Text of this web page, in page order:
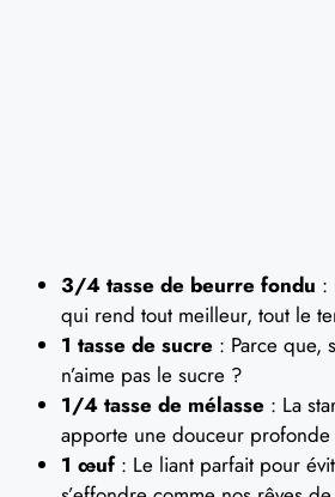
3/4 tasse de beurre fondu :
qui rend tout meilleur, tout le
1 tasse de sucre : Parce que,
n’aime pas le sucre ?
1/4 tasse de mélasse : La
apporte une douceur
1 œuf: Le liant parfait pour